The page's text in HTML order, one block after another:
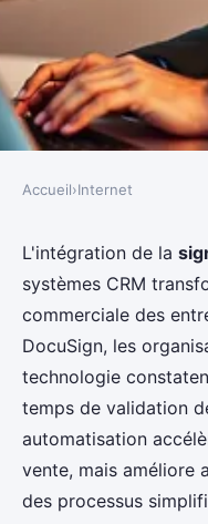
Intégrer la
électronique
votre CRM
Owen•13 décembre
Accueil›Internet
L'intégration de la
systèmes CRM
commerciale des
DocuSign, les
technologie
temps de validation
automatisation
vente, mais améliore
des processus